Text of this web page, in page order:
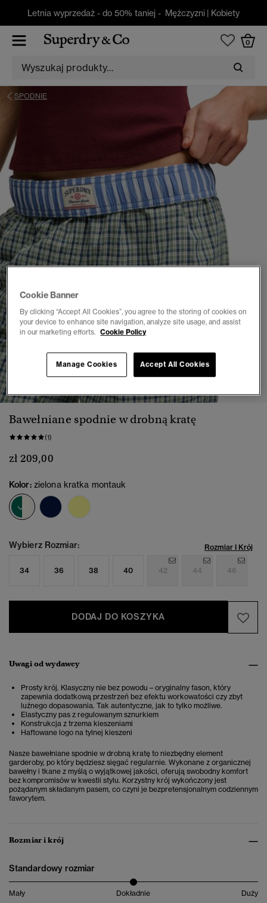
Letnia wyprzedaż - do 50% taniej - Mężczyzni | Kobiety
0
SPODNIE
1 2 3 5 6 7
Bawełniane spodnie w drobną kratę
(1)
zł 209,00
Kolor: zielona kratka montauk
wybrano
Wybierz Rozmiar: Rozmiar I Krój
34 36 38 40 42 44 46
DODAJ DO KOSZYKA
Uwagi od wydawcy
Prosty krój. Klasyczny nie bez powodu – oryginalny fason, który
zapewnia dodatkową przestrzeń bez efektu workowatości czy zbyt
luźnego dopasowania. Tak autentyczne, jak to tylko możliwe.
Elastyczny pas z regulowanym sznurkiem
Konstrukcja z trzema kieszeniami
Haftowane logo na tylnej kieszeni
Nasze bawełniane spodnie w drobną kratę to niezbędny element
garderoby, po który będziesz sięgać regularnie. Wykonane z organicznej
bawełny i tkane z myślą o wyjątkowej jakości, oferują swobodny komfort
bez kompromisów w kwestii stylu. Korzystny krój wykończony jest
pożądanym składanym pasem, co czyni je bezpretensjonalnym codziennym
faworytem.
Rozmiar i krój
Standardowy rozmiar
Mały Dokładnie Duży
Cookie Banner
By clicking “Accept All Cookies”, you agree to the storing of cookies on
your device to enhance site navigation, analyze site usage, and assist
in our marketing efforts. Cookie Policy
Accept All Cookies
Manage Cookies